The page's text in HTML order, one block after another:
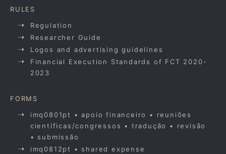
RULES
Regulation
Researcher Guide
Logos and advertising guidelines
Financial Execution Standards of FCT 2020-
2023
FORMS
imq0801pt • apoio financeiro • reuniões
científicas/congressos • tradução • revisão
• submissão
imq0812pt • shared expense